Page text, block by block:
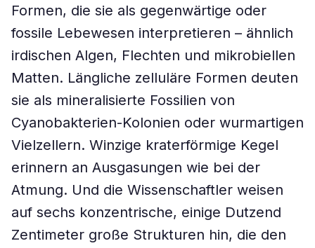
Formen, die sie als gegenwärtige oder
fossile Lebewesen interpretieren – ähnlich
irdischen Algen, Flechten und mikrobiellen
Matten. Längliche zelluläre Formen deuten
sie als mineralisierte Fossilien von
Cyanobakterien-Kolonien oder wurmartigen
Vielzellern. Winzige kraterförmige Kegel
erinnern an Ausgasungen wie bei der
Atmung. Und die Wissenschaftler weisen
auf sechs konzentrische, einige Dutzend
Zentimeter große Strukturen hin, die den